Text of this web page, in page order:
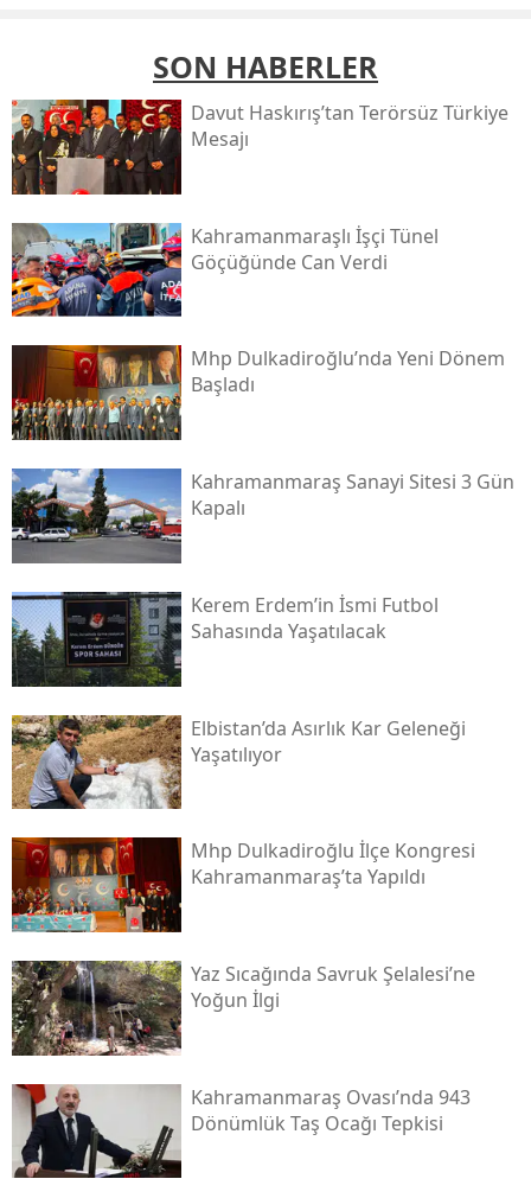
SON HABERLER
Davut Haskırış’tan Terörsüz Türkiye
Mesajı
Kahramanmaraşlı İşçi Tünel
Göçüğünde Can Verdi
Mhp Dulkadiroğlu’nda Yeni Dönem
Başladı
Kahramanmaraş Sanayi Sitesi 3 Gün
Kapalı
Kerem Erdem’in İsmi Futbol
Sahasında Yaşatılacak
Elbistan’da Asırlık Kar Geleneği
Yaşatılıyor
Mhp Dulkadiroğlu İlçe Kongresi
Kahramanmaraş’ta Yapıldı
Yaz Sıcağında Savruk Şelalesi’ne
Yoğun İlgi
Kahramanmaraş Ovası’nda 943
Dönümlük Taş Ocağı Tepkisi